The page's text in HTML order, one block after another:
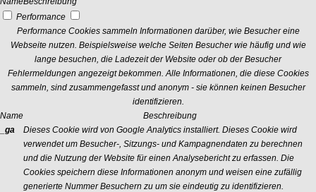
Performance
Performance Cookies sammeln Informationen darüber, wie Besucher eine
Webseite nutzen. Beispielsweise welche Seiten Besucher wie häufig und wie
lange besuchen, die Ladezeit der Website oder ob der Besucher
Fehlermeldungen angezeigt bekommen. Alle Informationen, die diese Cookies
sammeln, sind zusammengefasst und anonym - sie können keinen Besucher
identifizieren.
Name
Beschreibung
_ga
Dieses Cookie wird von Google Analytics installiert. Dieses Cookie wird
verwendet um Besucher-, Sitzungs- und Kampagnendaten zu berechnen
und die Nutzung der Website für einen Analysebericht zu erfassen. Die
Cookies speichern diese Informationen anonym und weisen eine zufällig
generierte Nummer Besuchern zu um sie eindeutig zu identifizieren.